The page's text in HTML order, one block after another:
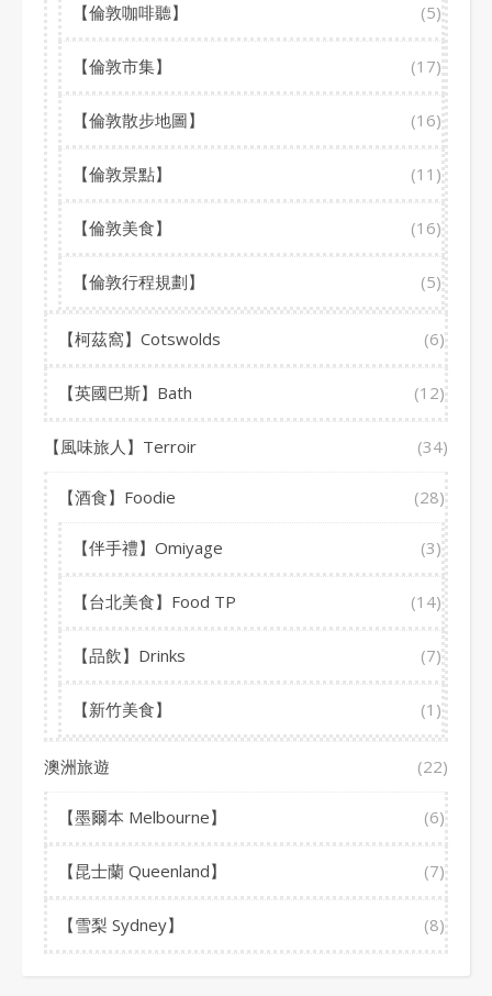
【倫敦咖啡聽】 (5)
【倫敦市集】 (17)
【倫敦散步地圖】 (16)
【倫敦景點】 (11)
【倫敦美食】 (16)
【倫敦行程規劃】 (5)
【柯茲窩】Cotswolds (6)
【英國巴斯】Bath (12)
【風味旅人】Terroir (34)
【酒食】Foodie (28)
【伴手禮】Omiyage (3)
【台北美食】Food TP (14)
【品飲】Drinks (7)
【新竹美食】 (1)
澳洲旅遊 (22)
【墨爾本 Melbourne】 (6)
【昆士蘭 Queenland】 (7)
【雪梨 Sydney】 (8)